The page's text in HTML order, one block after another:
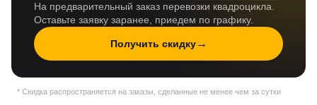
На предварительный заказ перевозки квадроцикла.
Оставьте заявку заранее, приедем по графику.
Получить скидку→
* Скидка распространяется на заказы, сделанные не менее чем за сутки